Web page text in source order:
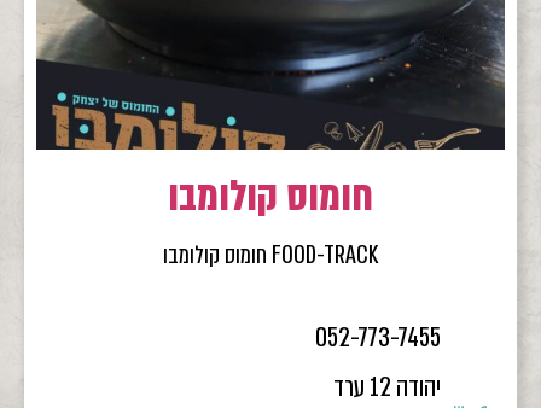
חומוס קולומבו
FOOD-TRACK חומוס קולומבו
052-773-7455
יהודה 12 ערד